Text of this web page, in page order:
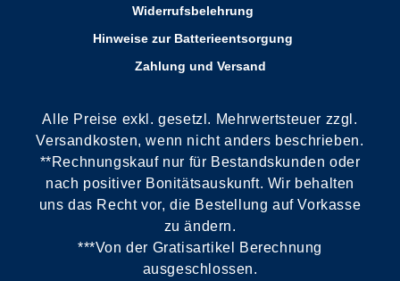
Widerrufsbelehrung
Hinweise zur Batterieentsorgung
Zahlung und Versand
Alle Preise exkl. gesetzl. Mehrwertsteuer zzgl.
Versandkosten, wenn nicht anders beschrieben.
**Rechnungskauf nur für Bestandskunden oder
nach positiver Bonitätsauskunft. Wir behalten
uns das Recht vor, die Bestellung auf Vorkasse
zu ändern.
***Von der Gratisartikel Berechnung
ausgeschlossen.